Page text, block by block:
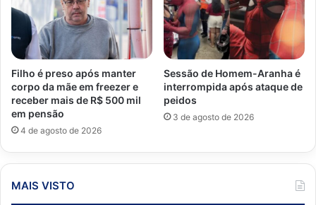
Filho é preso após manter
corpo da mãe em freezer e
receber mais de R$ 500 mil
em pensão
4 de agosto de 2026
Sessão de Homem-Aranha é
interrompida após ataque de
peidos
3 de agosto de 2026
MAIS VISTO